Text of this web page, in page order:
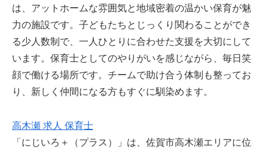
は、アットホームな雰囲気と地域密着の温かい保育が魅
力の施設です。子どもたちとじっくり関わることができ
る少人数制で、一人ひとりに合わせた支援を大切にして
います。保育士としてのやりがいを感じながら、毎日笑
顔で働ける場所です。チームで助け合う体制も整ってお
り、新しく仲間になる方もすぐに馴染めます。
高木瀬 求人 保育士
「にじいろ＋（プラス）」は、佐賀市高木瀬エリアに位